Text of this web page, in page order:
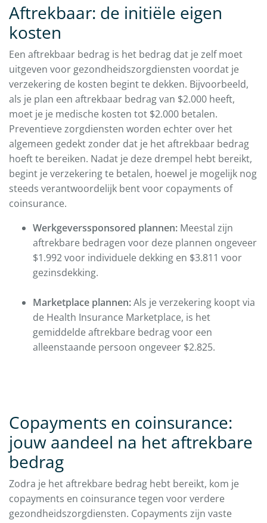
Aftrekbaar: de initiële eigen
kosten
Een aftrekbaar bedrag is het bedrag dat je zelf moet
uitgeven voor gezondheidszorgdiensten voordat je
verzekering de kosten begint te dekken. Bijvoorbeeld,
als je plan een aftrekbaar bedrag van $2.000 heeft,
moet je je medische kosten tot $2.000 betalen.
Preventieve zorgdiensten worden echter over het
algemeen gedekt zonder dat je het aftrekbaar bedrag
hoeft te bereiken. Nadat je deze drempel hebt bereikt,
begint je verzekering te betalen, hoewel je mogelijk nog
steeds verantwoordelijk bent voor copayments of
coinsurance.
Werkgeverssponsored plannen: Meestal zijn
aftrekbare bedragen voor deze plannen ongeveer
$1.992 voor individuele dekking en $3.811 voor
gezinsdekking.
Marketplace plannen:Als je verzekering koopt via
de Health Insurance Marketplace, is het
gemiddelde aftrekbare bedrag voor een
alleenstaande persoon ongeveer $2.825.
Copayments en coinsurance:
jouw aandeel na het aftrekbare
bedrag
Zodra je het aftrekbare bedrag hebt bereikt, kom je
copayments en coinsurance tegen voor verdere
gezondheidszorgdiensten. Copayments zijn vaste